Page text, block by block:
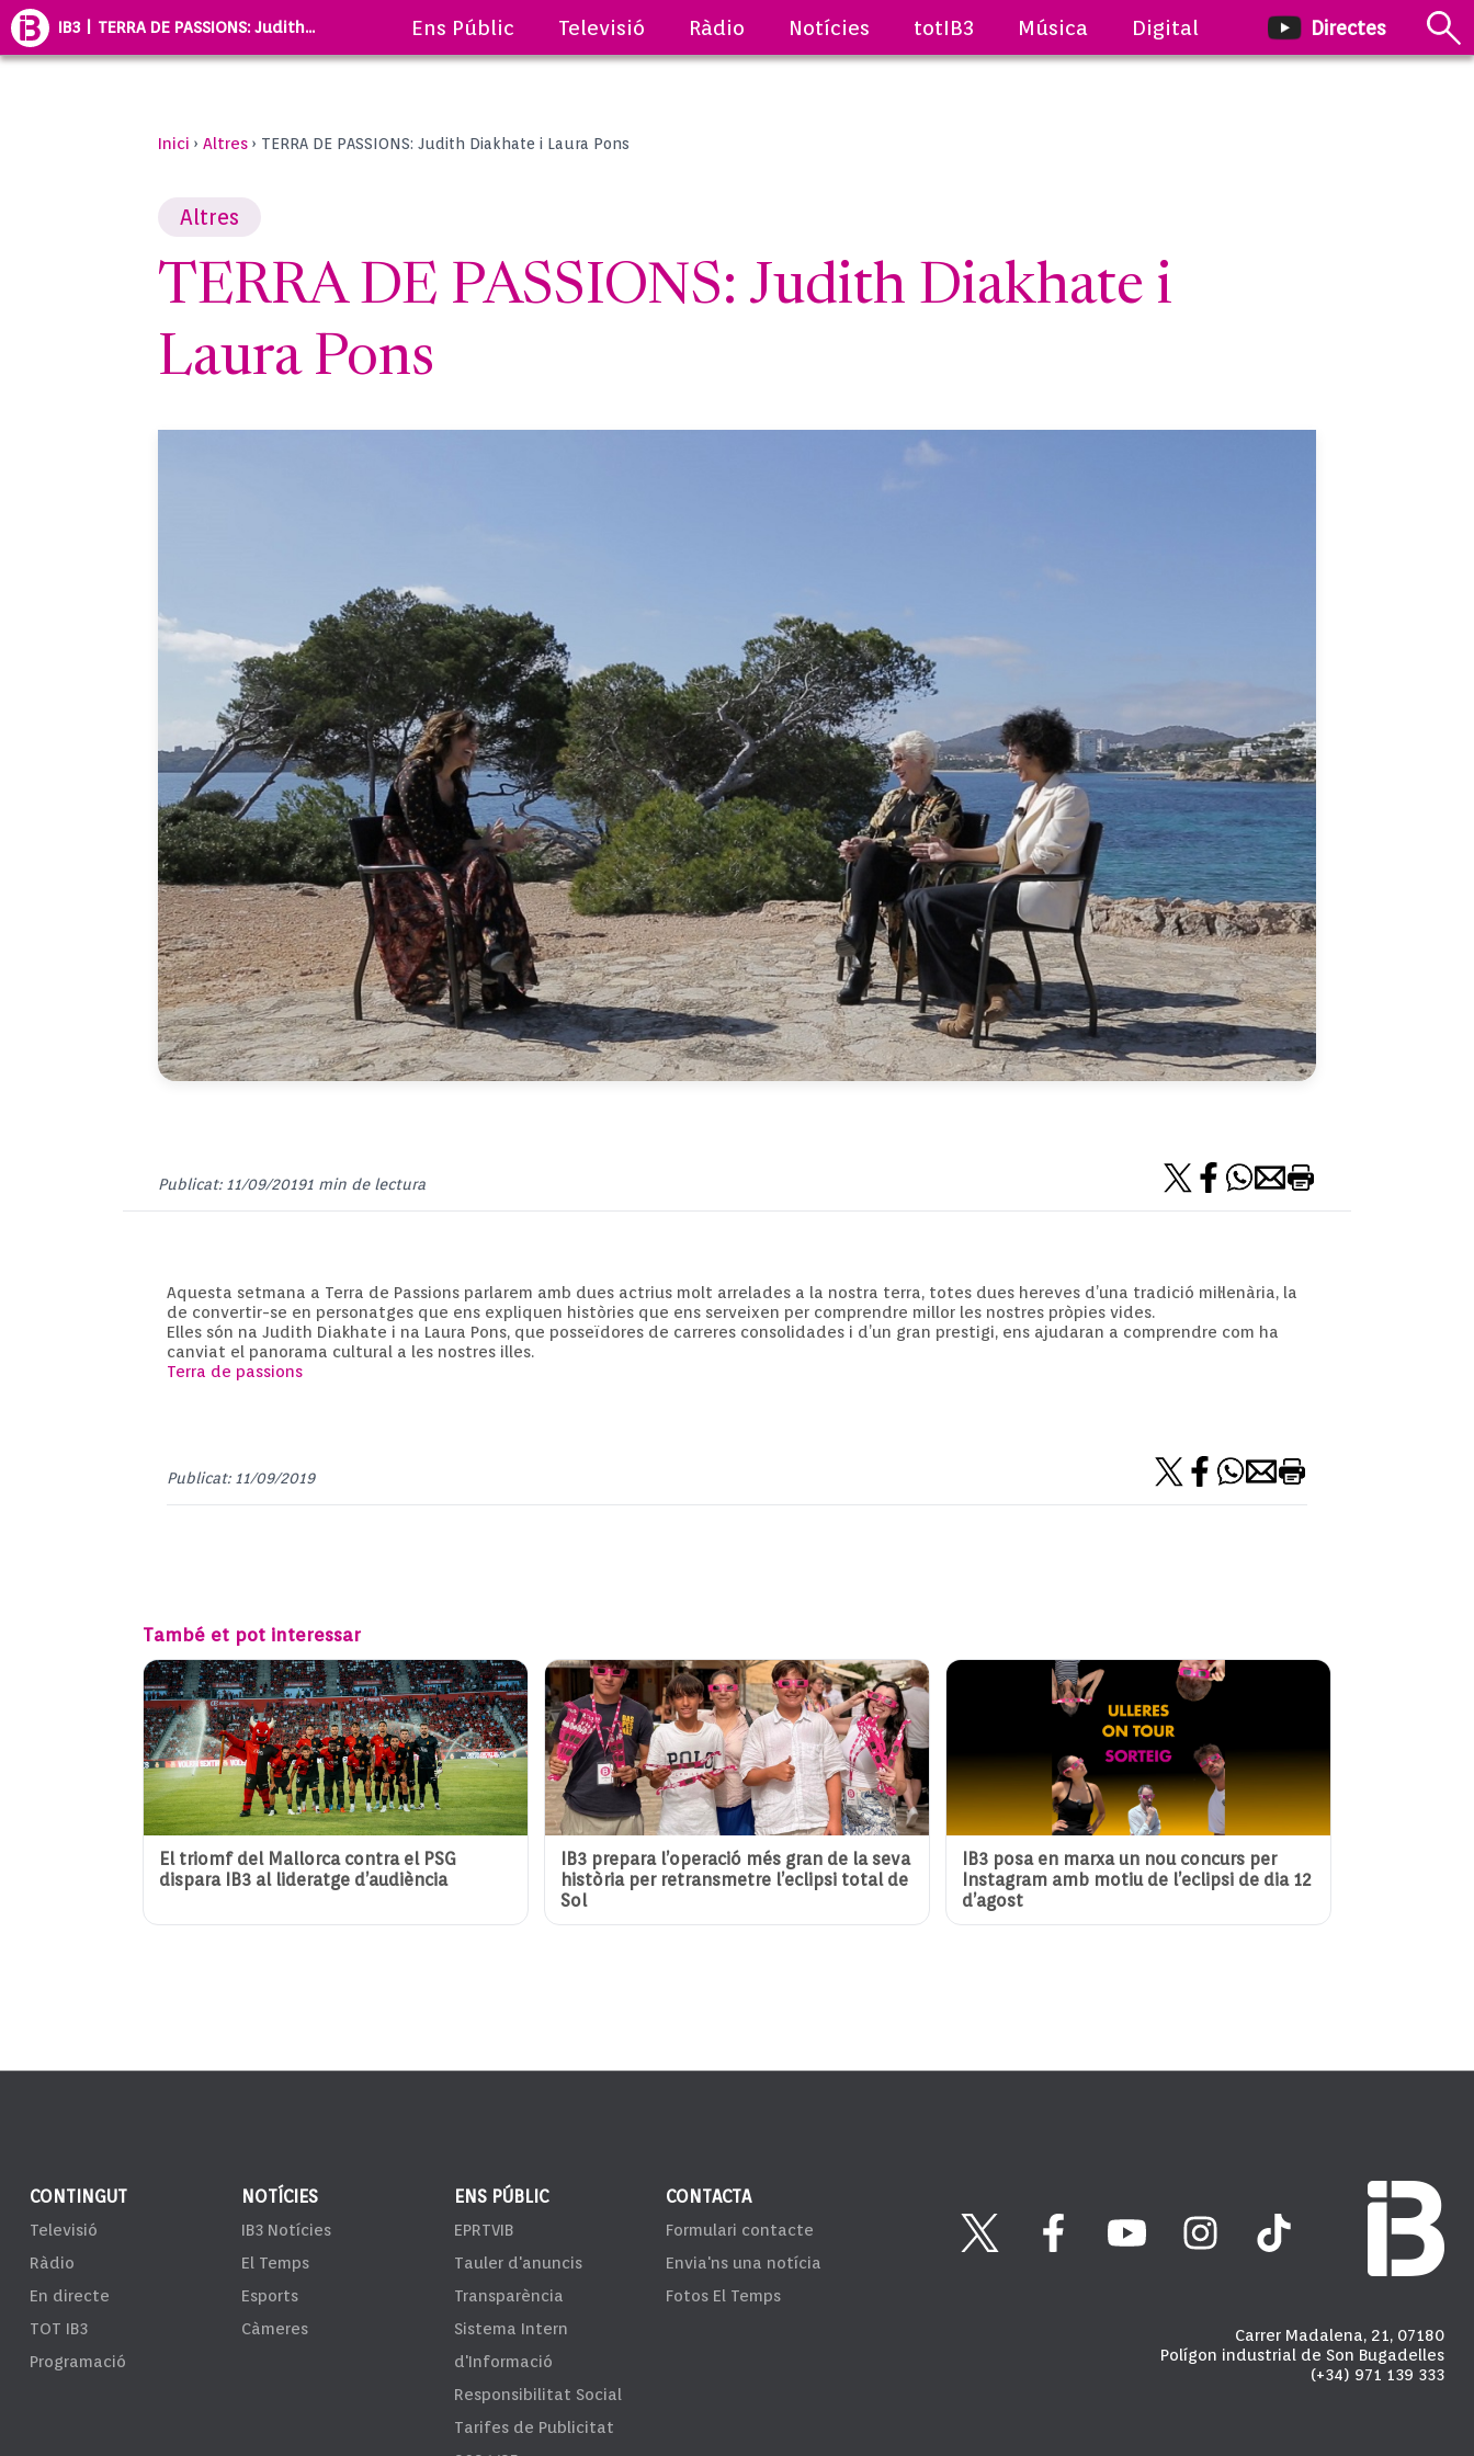
IB3 | TERRA DE PASSIONS: Judith... Ens Públic Televisió Ràdio Notícies totIB3 Música Digital Directes
Inici › Altres › TERRA DE PASSIONS: Judith Diakhate i Laura Pons
Altres
TERRA DE PASSIONS: Judith Diakhate i
Laura Pons
Publicat: 11/09/20191 min de lectura
Aquesta setmana a Terra de Passions parlarem amb dues actrius molt arrelades a la nostra terra, totes dues hereves d’una tradició mil·lenària, la
de convertir-se en personatges que ens expliquen històries que ens serveixen per comprendre millor les nostres pròpies vides.
Elles són na Judith Diakhate i na Laura Pons, que posseïdores de carreres consolidades i d’un gran prestigi, ens ajudaran a comprendre com ha
canviat el panorama cultural a les nostres illes.
Terra de passions
Publicat: 11/09/2019
També et pot interessar
El triomf del Mallorca contra el PSG
dispara IB3 al lideratge d’audiència
IB3 prepara l’operació més gran de la seva
història per retransmetre l’eclipsi total de
Sol
IB3 posa en marxa un nou concurs per
Instagram amb motiu de l’eclipsi de dia 12
d’agost
CONTINGUT
Televisió
Ràdio
En directe
TOT IB3
Programació
NOTÍCIES
IB3 Notícies
El Temps
Esports
Càmeres
ENS PÚBLIC
EPRTVIB
Tauler d'anuncis
Transparència
Sistema Intern
d'Informació
Responsibilitat Social
Tarifes de Publicitat
CONTACTA
Formulari contacte
Envia'ns una notícia
Fotos El Temps
Carrer Madalena, 21, 07180
Polígon industrial de Son Bugadelles
(+34) 971 139 333